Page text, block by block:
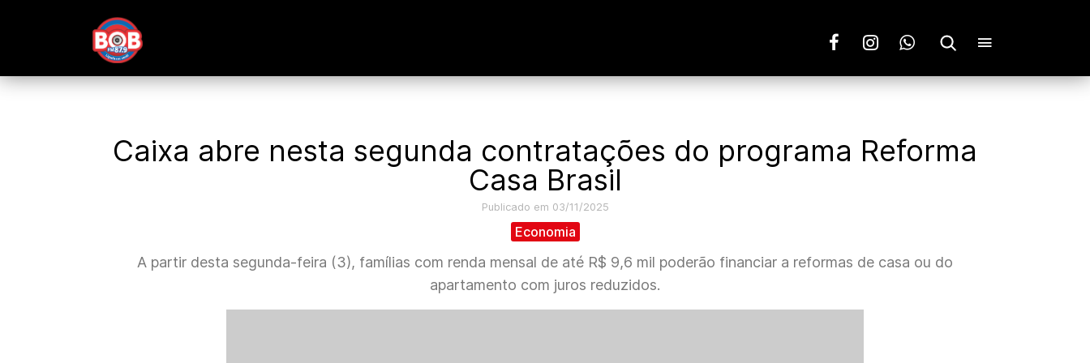
Caixa abre nesta segunda contratações do programa Reforma
Casa Brasil
Publicado em 03/11/2025
Economia
A partir desta segunda-feira (3), famílias com renda mensal de até R$ 9,6 mil poderão financiar a reformas de casa ou do
apartamento com juros reduzidos.